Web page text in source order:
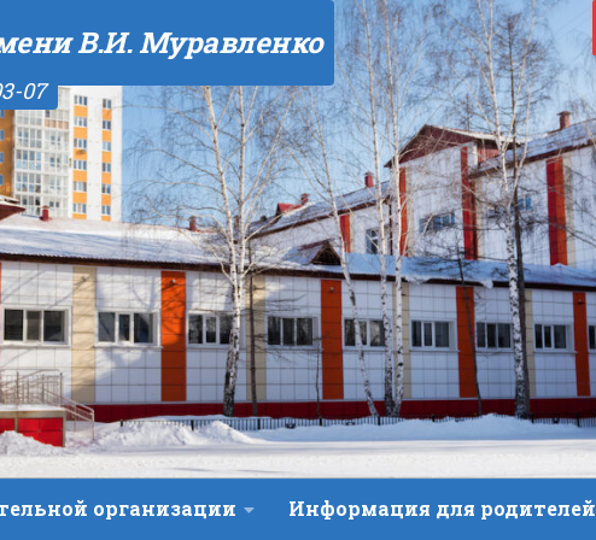
В.И. Муравленко
07
организации Информация для родителей